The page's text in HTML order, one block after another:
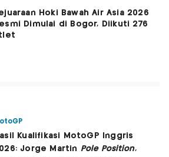
Hoki Bawah Air Asia 2026
Dimulai di Bogor, Diikuti 276
Kualifikasi MotoGP Inggris
Jorge Martin Pole Position,